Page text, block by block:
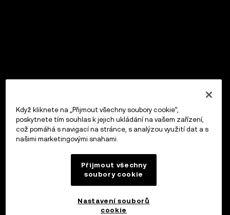
Když kliknete na „Přijmout všechny soubory cookie“,
poskytnete tím souhlas k jejich ukládání na vašem zařízení,
což pomáhá s navigací na stránce, s analýzou využití dat a s
našimi marketingovými snahami.
Přijmout všechny
soubory cookie
Nastavení souborů
cookie